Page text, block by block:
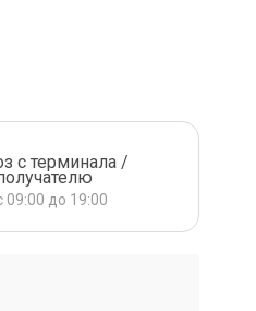
с терминала /
09:00 до 19:00